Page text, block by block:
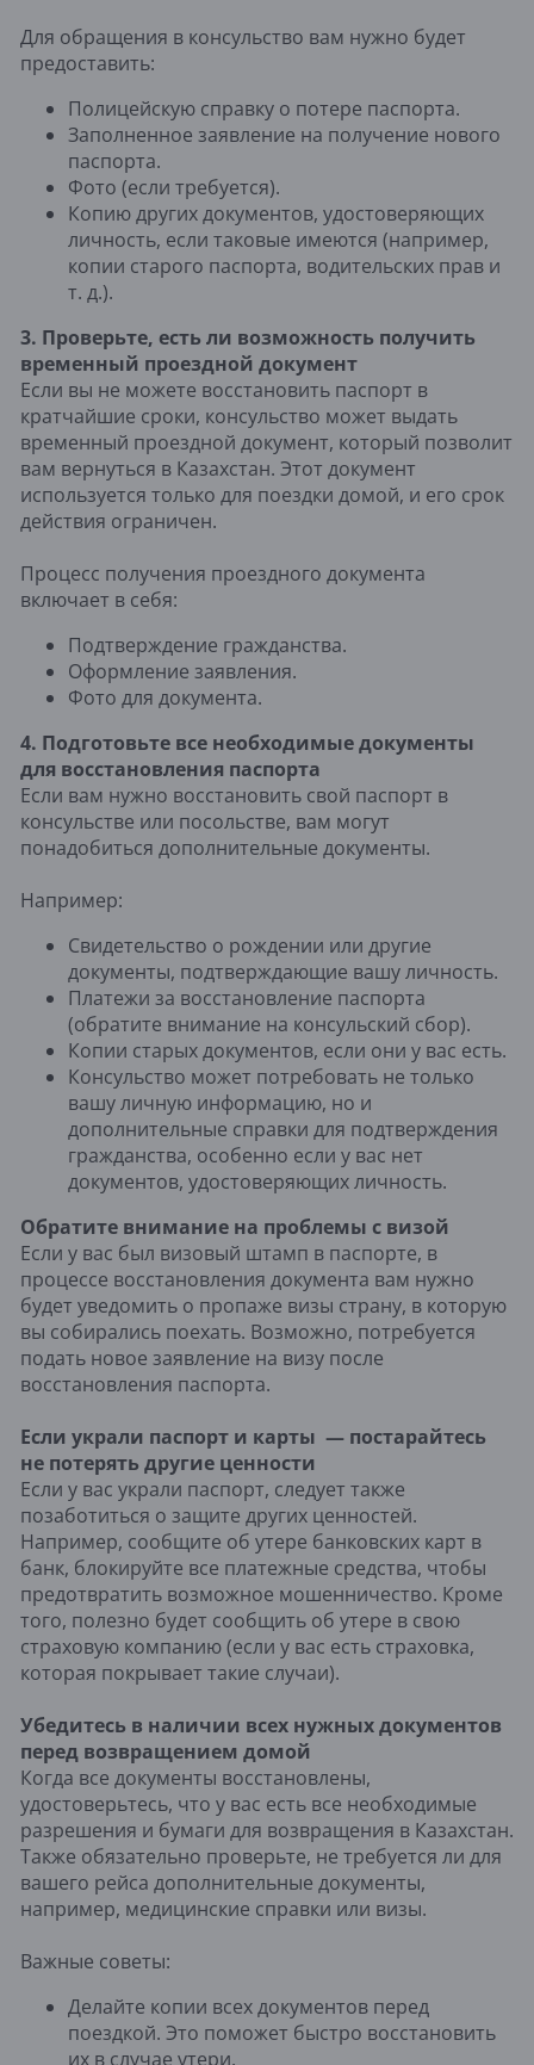
Для обращения в консульство вам нужно будет
предоставить:
Полицейскую справку о потере паспорта.
Заполненное заявление на получение нового
паспорта.
Фото (если требуется).
Копию других документов, удостоверяющих
личность, если таковые имеются (например,
копии старого паспорта, водительских прав и
т. д.).
3. Проверьте, есть ли возможность получить
временный проездной документ
Если вы не можете восстановить паспорт в
кратчайшие сроки, консульство может выдать
временный проездной документ, который позволит
вам вернуться в Казахстан. Этот документ
используется только для поездки домой, и его срок
действия ограничен.
Процесс получения проездного документа
включает в себя:
Подтверждение гражданства.
Оформление заявления.
Фото для документа.
4. Подготовьте все необходимые документы
для восстановления паспорта
Если вам нужно восстановить свой паспорт в
консульстве или посольстве, вам могут
понадобиться дополнительные документы.
Например:
Свидетельство о рождении или другие
документы, подтверждающие вашу личность.
Платежи за восстановление паспорта
(обратите внимание на консульский сбор).
Копии старых документов, если они у вас есть.
Консульство может потребовать не только
вашу личную информацию, но и
дополнительные справки для подтверждения
гражданства, особенно если у вас нет
документов, удостоверяющих личность.
Обратите внимание на проблемы с визой
Если у вас был визовый штамп в паспорте, в
процессе восстановления документа вам нужно
будет уведомить о пропаже визы страну, в которую
вы собирались поехать. Возможно, потребуется
подать новое заявление на визу после
восстановления паспорта.
Если украли паспорт и карты — постарайтесь
не потерять другие ценности
Если у вас украли паспорт, следует также
позаботиться о защите других ценностей.
Например, сообщите об утере банковских карт в
банк, блокируйте все платежные средства, чтобы
предотвратить возможное мошенничество. Кроме
того, полезно будет сообщить об утере в свою
страховую компанию (если у вас есть страховка,
которая покрывает такие случаи).
Убедитесь в наличии всех нужных документов
перед возвращением домой
Когда все документы восстановлены,
удостоверьтесь, что у вас есть все необходимые
разрешения и бумаги для возвращения в Казахстан.
Также обязательно проверьте, не требуется ли для
вашего рейса дополнительные документы,
например, медицинские справки или визы.
Важные советы:
Делайте копии всех документов перед
поездкой. Это поможет быстро восстановить
их в случае утери.